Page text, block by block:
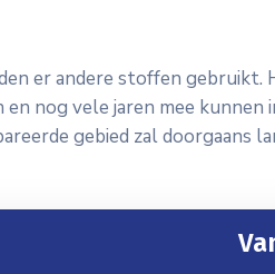
er andere stoffen gebruikt.
nog vele jaren mee kunnen
gebied zal doorgaans